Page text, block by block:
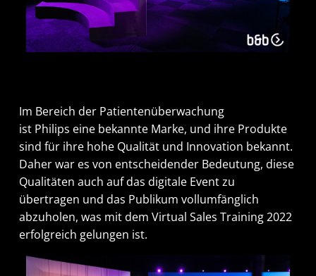
Im Bereich der Patientenüberwachung
ist Philips eine bekannte Marke, und ihre Produkte
sind für ihre hohe Qualität und Innovation bekannt.
Daher war es von entscheidender Bedeutung, diese
Qualitäten auch auf das digitale Event zu
übertragen und das Publikum vollumfänglich
abzuholen, was mit dem Virtual Sales Training 2022
erfolgreich gelungen ist.